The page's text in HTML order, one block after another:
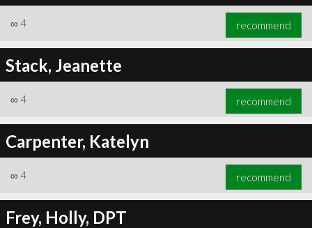
∞ 4 recommend
Stack, Jeanette
∞ 4 recommend
Carpenter, Katelyn
∞ 4 recommend
Frey, Holly, DPT